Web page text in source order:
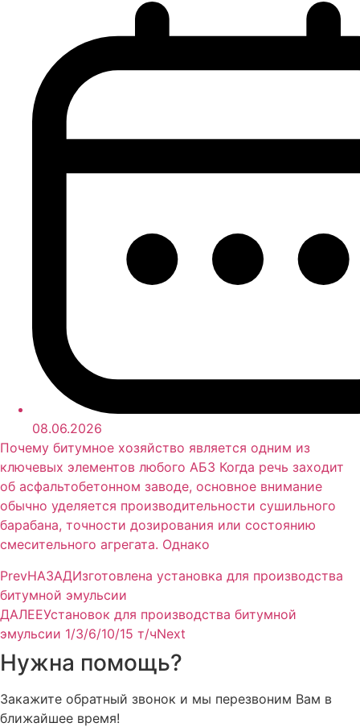
08.06.2026
Почему битумное хозяйство является одним из
ключевых элементов любого АБЗ Когда речь заходит
об асфальтобетонном заводе, основное внимание
обычно уделяется производительности сушильного
барабана, точности дозирования или состоянию
смесительного агрегата. Однако
PrevНАЗАДИзготовлена установка для производства
битумной эмульсии
ДАЛЕЕУстановок для производства битумной
эмульсии 1/3/6/10/15 т/чNext
Нужна помощь?
Закажите обратный звонок и мы перезвоним Вам в
ближайшее время!